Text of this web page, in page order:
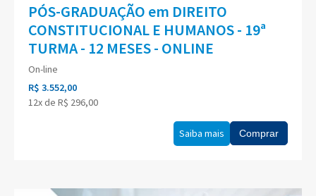
PÓS-GRADUAÇÃO em DIREITO
CONSTITUCIONAL E HUMANOS - 19ª
TURMA - 12 MESES - ONLINE
On-line
R$ 3.552,00
12x de R$ 296,00
Saiba mais Comprar